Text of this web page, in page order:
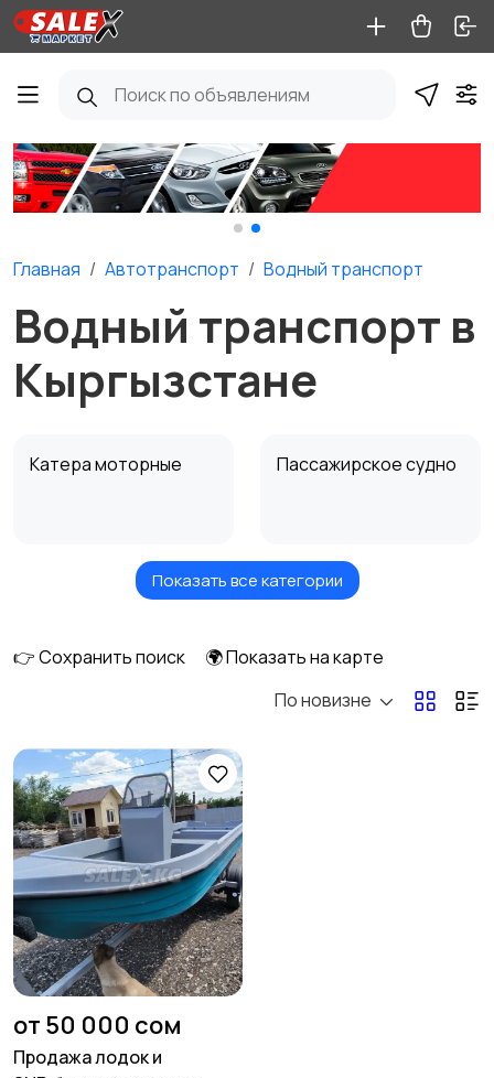
Главная Автотранспорт Водный транспорт
Водный транспорт в
Кыргызстане
Катера моторные Пассажирское судно
Моторная лодка
Другой водный
транспорт
Показать все категории
👉 Сохранить поиск
🌍 Показать на карте
По новизне
от 50 000 сом
Продажа лодок и